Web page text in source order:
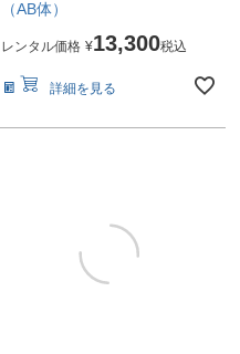
（AB体）
レンタル価格 ¥13,300税込
詳細を見る